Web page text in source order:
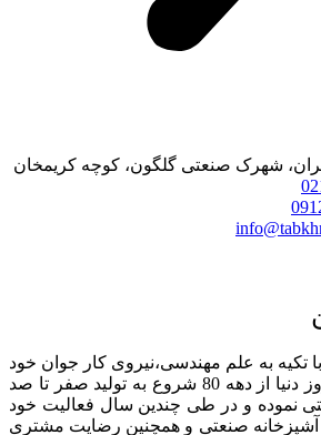
شهرک صنعتی گلگون، کوچه کریمخان
تکیه به علم مهندسی،نیروی کار جوان خود
و بهره مندی از دانش روز دنیا از دهه 80 شروع به تولید صفر تا صد
نموده و در طی چندین سال فعالیت خود
آشپزخانه صنعتی و همچنین رضایت مشتری